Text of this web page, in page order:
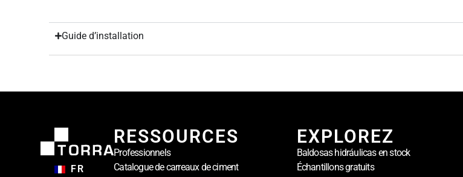
Guide d’installation
FR
RESSOURCES
Professionnels
Catalogue de carreaux de ciment
EXPLOREZ
Baldosas hidráulicas en stock
Échantillons gratuits